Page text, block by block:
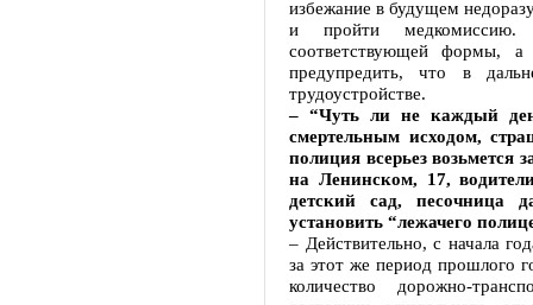
избежание в будущем
и пройти
соответствующей формы,
предупредить, что в
трудоустройстве.
– “Чуть ли не каждый
смертельным исходом,
полиция всерьез возьмется
на Ленинском, 17,
детский сад, песочница
установить “лежачего
– Действительно, с начала
за этот же период прошлого
количество дорожно-